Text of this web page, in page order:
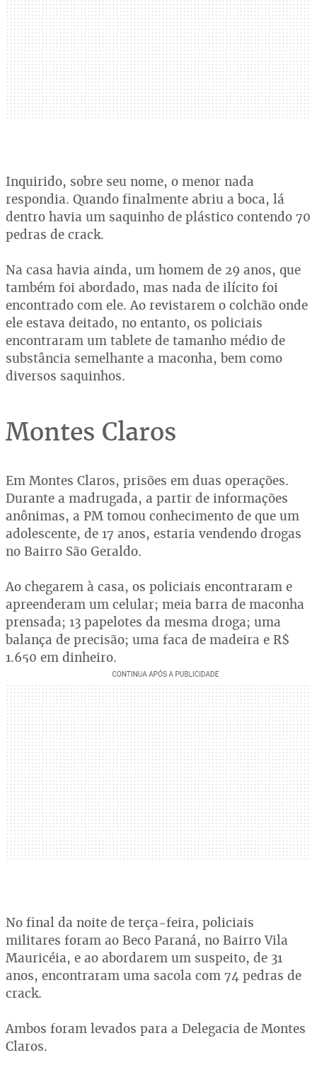
Inquirido, sobre seu nome, o menor nada
respondia. Quando finalmente abriu a boca, lá
dentro havia um saquinho de plástico contendo 70
pedras de crack.
Na casa havia ainda, um homem de 29 anos, que
também foi abordado, mas nada de ilícito foi
encontrado com ele. Ao revistarem o colchão onde
ele estava deitado, no entanto, os policiais
encontraram um tablete de tamanho médio de
substância semelhante a maconha, bem como
diversos saquinhos.
Montes Claros
Em Montes Claros, prisões em duas operações.
Durante a madrugada, a partir de informações
anônimas, a PM tomou conhecimento de que um
adolescente, de 17 anos, estaria vendendo drogas
no Bairro São Geraldo.
Ao chegarem à casa, os policiais encontraram e
apreenderam um celular; meia barra de maconha
prensada; 13 papelotes da mesma droga; uma
balança de precisão; uma faca de madeira e R$
1.650 em dinheiro.
No final da noite de terça-feira, policiais
militares foram ao Beco Paraná, no Bairro Vila
Mauricéia, e ao abordarem um suspeito, de 31
anos, encontraram uma sacola com 74 pedras de
crack.
Ambos foram levados para a Delegacia de Montes
Claros.